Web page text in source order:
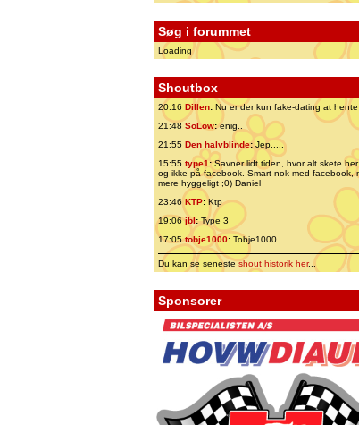
Søg i forummet
Loading
Shoutbox
20:16 Dillen: Nu er der kun fake-dating at hente
21:48 SoLow:enig..
21:55 Den halvblinde:Jep.....
15:55 type1:Savner lidt tiden, hvor alt skete her
og ikke på facebook. Smart nok med facebook,
mere hyggeligt ;0) Daniel
23:46 KTP:Ktp
19:06jbl:Type 3
17:05tobje1000: Tobje1000
Du kan se senesteshout historik her...
Sponsorer